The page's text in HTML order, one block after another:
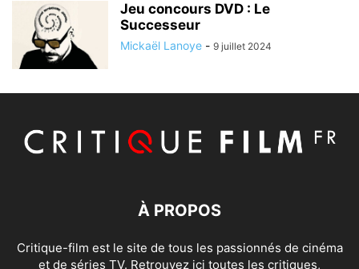
Jeu concours DVD : Le
Successeur
Mickaël Lanoye - 9 juillet 2024
À PROPOS
Critique-film est le site de tous les passionnés de cinéma
et de séries TV. Retrouvez ici toutes les critiques,